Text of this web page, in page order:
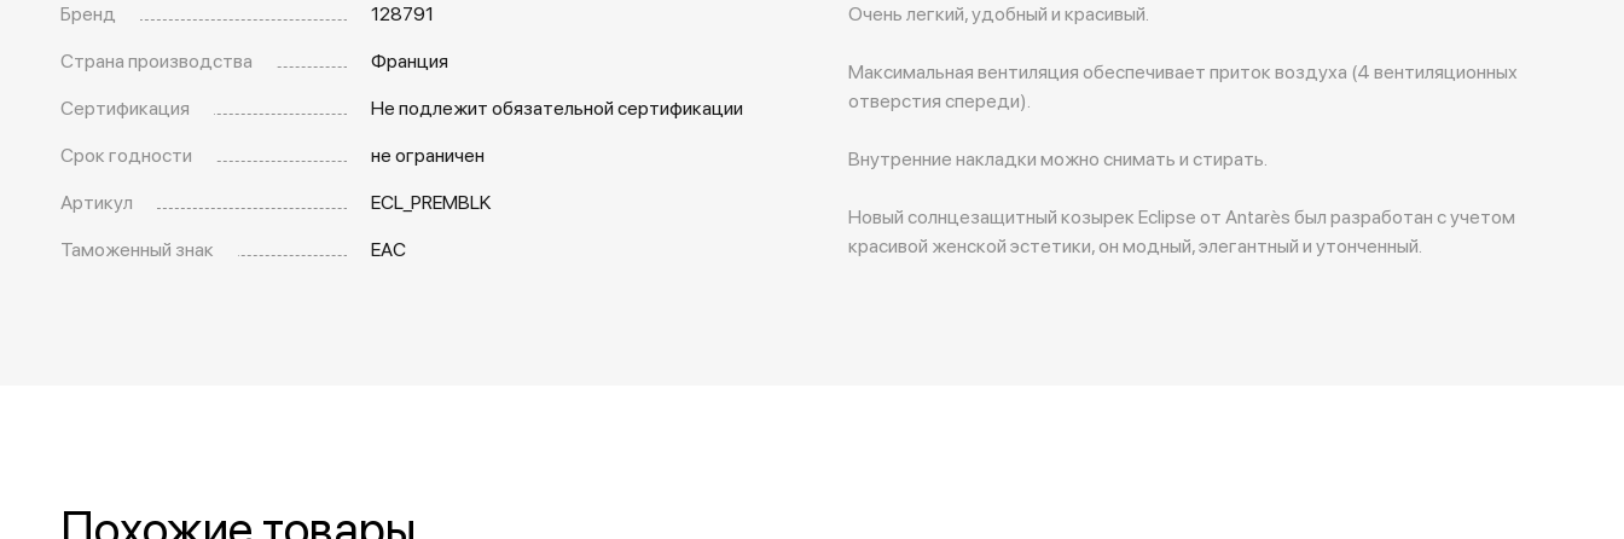
Бренд
128791
Страна производства
Франция
Сертификация
Не подлежит обязательной сертификации
Срок годности
не ограничен
Артикул
ECL_PREMBLK
Таможенный знак
EAC
Очень легкий, удобный и красивый.
Максимальная вентиляция обеспечивает приток воздуха (4 вентиляционных
отверстия спереди).
Внутренние накладки можно снимать и стирать.
Новый солнцезащитный козырек Eclipse от Antarès был разработан с учетом
красивой женской эстетики, он модный, элегантный и утонченный.